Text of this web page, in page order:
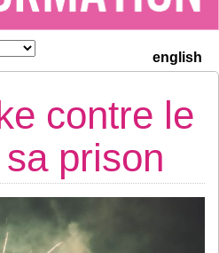
english
contre le
prison